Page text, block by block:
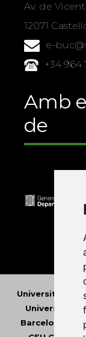
Av. de
12071
e-
+34 964
Amb
de
Universitat
Universitat
Barcelona